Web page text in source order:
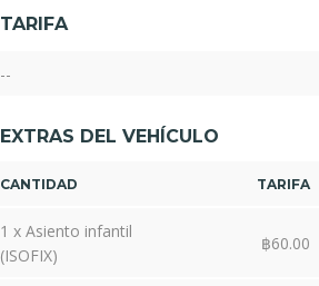
TARIFA
--
EXTRAS DEL VEHÍCULO
CANTIDAD TARIFA
1 x Asiento infantil
(ISOFIX)
฿60.00